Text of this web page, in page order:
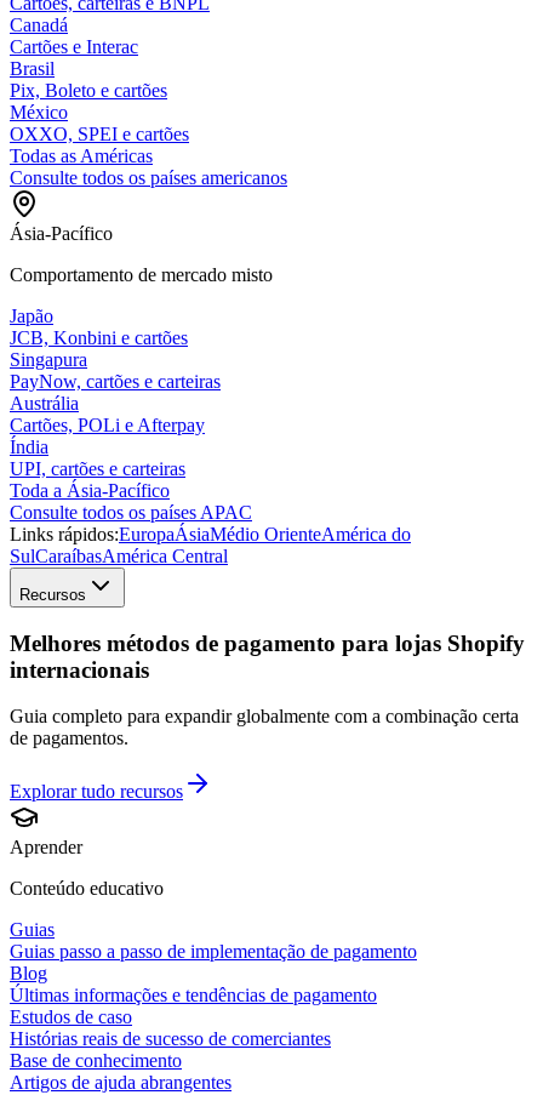
Canadá
Cartões e Interac
Brasil
Pix, Boleto e cartões
México
OXXO, SPEI e cartões
Todas as Américas
Consulte todos os países americanos
Ásia-Pacífico
Comportamento de mercado misto
Japão
JCB, Konbini e cartões
Singapura
PayNow, cartões e carteiras
Austrália
Cartões, POLi e Afterpay
Índia
UPI, cartões e carteiras
Toda a Ásia-Pacífico
Consulte todos os países APAC
Links rápidos:EuropaÁsiaMédio OrienteAmérica do
SulCaraíbasAmérica Central
Recursos
Melhores métodos de pagamento para lojas Shopify
internacionais
Guia completo para expandir globalmente com a combinação certa
de pagamentos.
Explorar tudo recursos
Aprender
Conteúdo educativo
Guias
Guias passo a passo de implementação de pagamento
Blog
Últimas informações e tendências de pagamento
Estudos de caso
Histórias reais de sucesso de comerciantes
Base de conhecimento
Artigos de ajuda abrangentes